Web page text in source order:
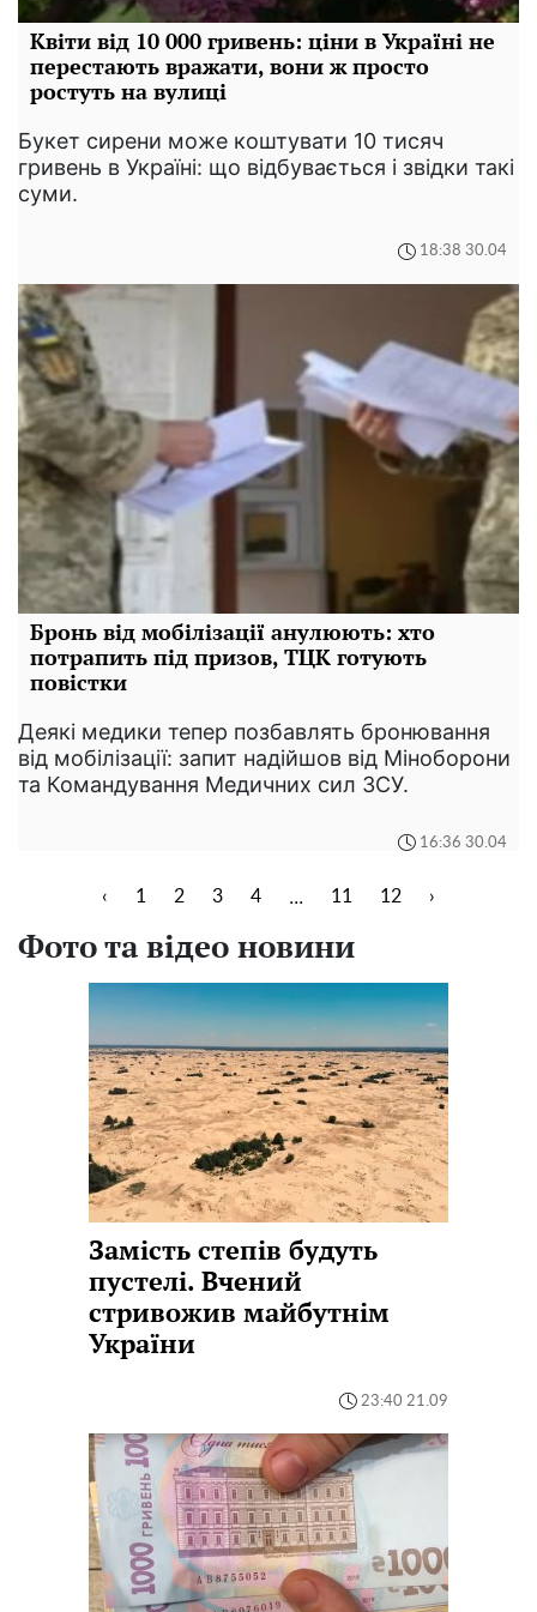
Квіти від 10 000 гривень: ціни в Україні не
перестають вражати, вони ж просто
ростуть на вулиці
Букет сирени може коштувати 10 тисяч
гривень в Україні: що відбувається і звідки такі
суми.
18:38 30.04
Бронь від мобілізації анулюють: хто
потрапить під призов, ТЦК готують
повістки
Деякі медики тепер позбавлять бронювання
від мобілізації: запит надійшов від Міноборони
та Командування Медичних сил ЗСУ.
16:36 30.04
‹ 1 2 3 4 ... 11 12 ›
Фото та відео новини
Замість степів будуть
пустелі. Вчений
стривожив майбутнім
України
23:40 21.09